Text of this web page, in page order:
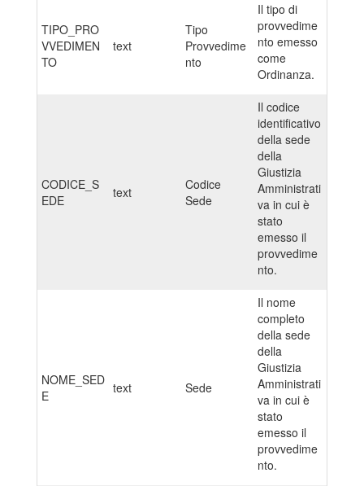
TIPO_PRO
VVEDIMEN
TO
text
Tipo
Provvedime
nto
Il tipo di
provvedime
nto emesso
come
Ordinanza.
CODICE_S
EDE
text
Codice
Sede
Il codice
identificativo
della sede
della
Giustizia
Amministrati
va in cui è
stato
emesso il
provvedime
nto.
NOME_SED
E
text Sede
Il nome
completo
della sede
della
Giustizia
Amministrati
va in cui è
stato
emesso il
provvedime
nto.